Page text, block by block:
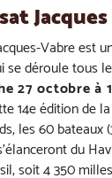
Vabre est
se déroule tous
27 octobre à
14e édition de
les 60 bateaux
du
soit 4 350